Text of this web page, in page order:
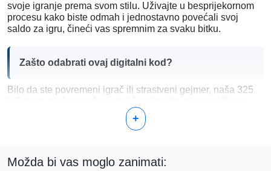
svoje igranje prema svom stilu. Uživajte u besprijekornom
procesu kako biste odmah i jednostavno povećali svoj
saldo za igru, čineći vas spremnim za svaku bitku.
Zašto odabrati ovaj digitalni kod?
Bilo da ste povremeni igrač ili strastveni gejmer, naša 325
kupnje unutar igre, bez prekomjernog ulaganja. Pruža:
Iskoristite UC za kupnju onoga što
kozmetičkim nadogradnjama ili naprednoj opremi.
Instantna dostava:Nakon kupnje, vaš kod se odmah
+
Možda bi vas moglo zanimati: